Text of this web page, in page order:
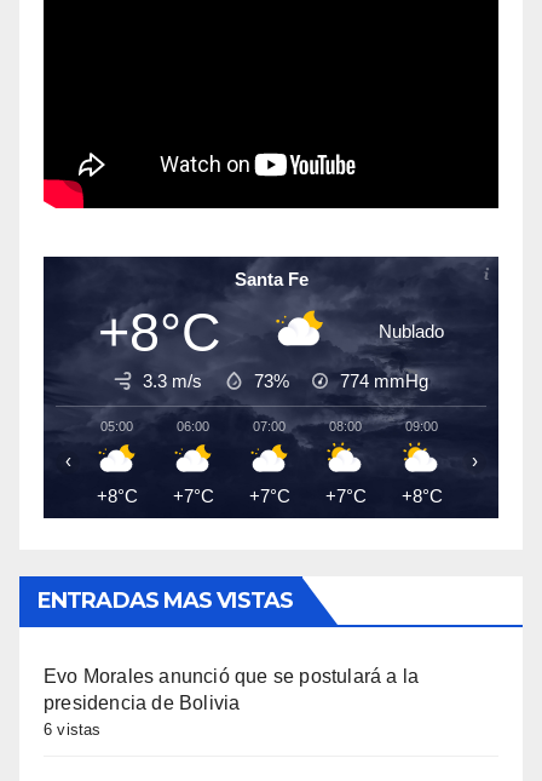
Santa Fe
+8°C Nublado
3.3 m/s 73% 774 mmHg
05:00
+8°C
06:00
+7°C
07:00
+7°C
08:00
+7°C
09:00
+8°C
‹ ›
ENTRADAS MAS VISTAS
Evo Morales anunció que se postulará a la
presidencia de Bolivia
6 vistas